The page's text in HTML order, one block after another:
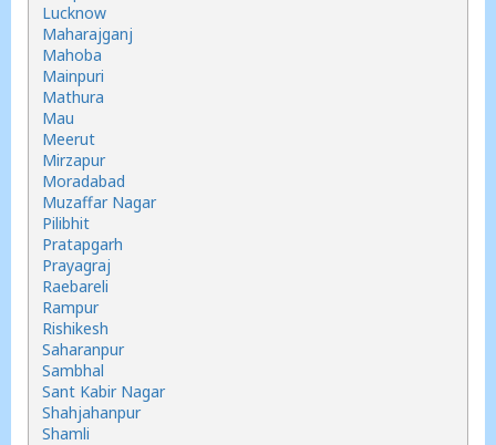
Lucknow
Maharajganj
Mahoba
Mainpuri
Mathura
Mau
Meerut
Mirzapur
Moradabad
Muzaffar Nagar
Pilibhit
Pratapgarh
Prayagraj
Raebareli
Rampur
Rishikesh
Saharanpur
Sambhal
Sant Kabir Nagar
Shahjahanpur
Shamli